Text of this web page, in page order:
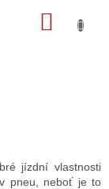
jízdní vlastnosti
pneu, neboť je to